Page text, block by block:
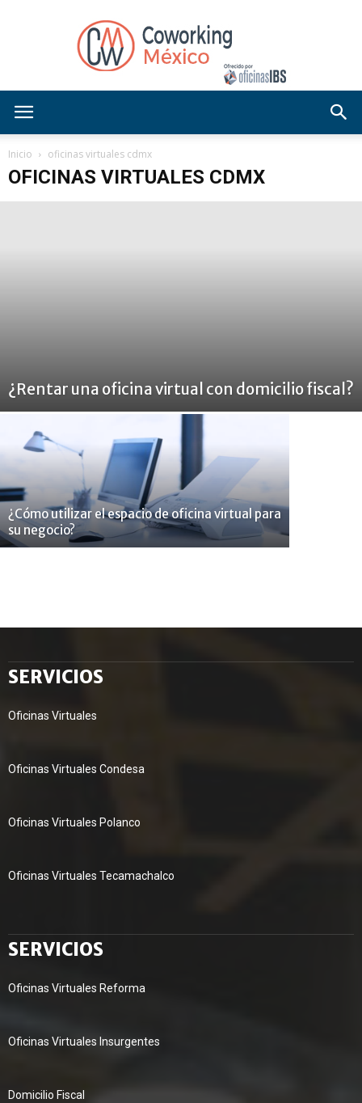
OficinasIBS
Inicio oficinas virtuales cdmx
OFICINAS VIRTUALES CDMX
¿Rentar una oficina virtual con domicilio fiscal?
¿Cómo utilizar el espacio de oficina virtual para
su negocio?
SERVICIOS
Oficinas Virtuales
Oficinas Virtuales Condesa
Oficinas Virtuales Polanco
Oficinas Virtuales Tecamachalco
SERVICIOS
Oficinas Virtuales Reforma
Oficinas Virtuales Insurgentes
Domicilio Fiscal